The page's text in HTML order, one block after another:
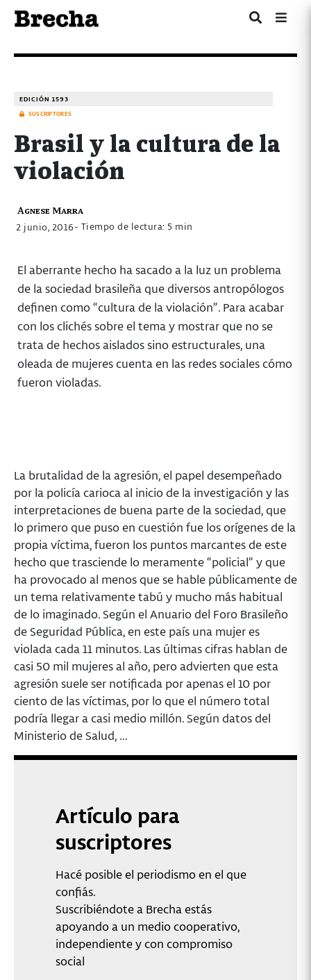
EDICIÓN 1593
SUSCRIPTORES
Brasil y la cultura de la
violación
Agnese Marra
2 junio, 2016- Tiempo de lectura: 5 min
El aberrante hecho ha sacado a la luz un problema
de la sociedad brasileña que diversos antropólogos
definen como “cultura de la violación”. Para acabar
con los clichés sobre el tema y mostrar que no se
trata de hechos aislados sino estructurales, una
oleada de mujeres cuenta en las redes sociales cómo
fueron violadas.
La brutalidad de la agresión, el papel desempeñado
por la policía carioca al inicio de la investigación y las
interpretaciones de buena parte de la sociedad, que
lo primero que puso en cuestión fue los orígenes de la
propia víctima, fueron los puntos marcantes de este
hecho que trasciende lo meramente “policial” y que
ha provocado al menos que se hable públicamente de
un tema relativamente tabú y mucho más habitual
de lo imaginado. Según el Anuario del Foro Brasileño
de Seguridad Pública, en este país una mujer es
violada cada 11 minutos. Las últimas cifras hablan de
casi 50 mil mujeres al año, pero advierten que esta
agresión suele ser notificada por apenas el 10 por
ciento de las víctimas, por lo que el número total
podría llegar a casi medio millón. Según datos del
Ministerio de Salud, ...
Artículo para
suscriptores
Hacé posible el periodismo en el que
confiás.
Suscribiéndote a Brecha estás
apoyando a un medio cooperativo,
independiente y con compromiso
social